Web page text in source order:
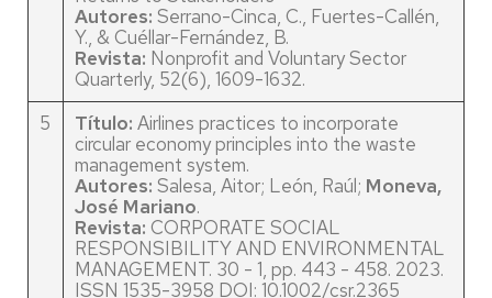
Autores: Serrano-Cinca, C., Fuertes-Callén,
Y., & Cuéllar-Fernández, B.
Revista: Nonprofit and Voluntary Sector
Quarterly, 52(6), 1609-1632.
5
Título: Airlines practices to incorporate
circular economy principles into the waste
management system.
Autores: Salesa, Aitor; León, Raúl; Moneva,
José Mariano.
Revista: CORPORATE SOCIAL
RESPONSIBILITY AND ENVIRONMENTAL
MANAGEMENT. 30 - 1, pp. 443 - 458. 2023.
ISSN 1535-3958 DOI: 10.1002/csr.2365